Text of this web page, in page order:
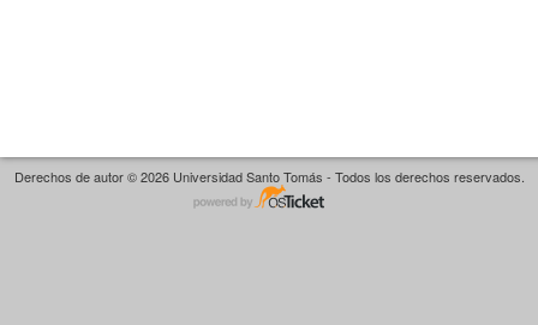
Derechos de autor © 2026 Universidad Santo Tomás - Todos los derechos reservados.